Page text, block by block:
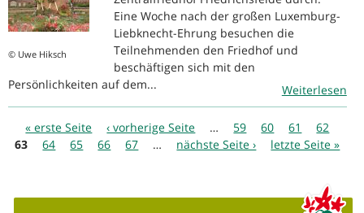
© Uwe Hiksch
Eine Woche nach der großen Luxemburg-
Liebknecht-Ehrung besuchen die
Teilnehmenden den Friedhof und
beschäftigen sich mit den
Persönlichkeiten auf dem...
Weiterlesen
Seiten
« erste Seite ‹ vorherige Seite … 59 60 61
62
63
64 65 66 67 … nächste Seite › letzte Seite »